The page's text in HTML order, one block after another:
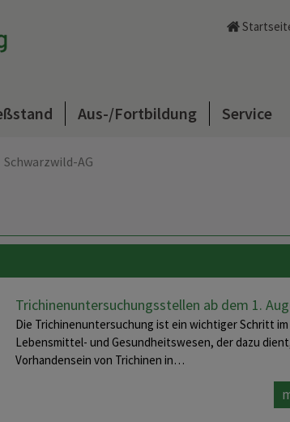
Aus-/Fortbildung Service
Schwarzwild-AG
Trichinenuntersuchungsstellen ab dem 1.
Die Trichinenuntersuchung ist ein wichtiger Schritt im
Lebensmittel- und Gesundheitswesen, der dazu
Vorhandensein von Trichinen in…